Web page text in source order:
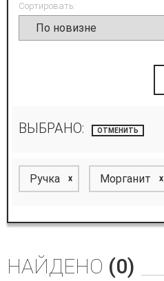
Сортировать:
ВЫБРАНО: ОТМЕНИТЬ
Ручка x Морганит x
НАЙДЕНО (0)